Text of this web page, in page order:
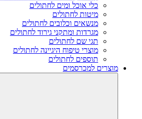
כלי אוכל ומים לחתולים
מיטות לחתולים
מנשאים וכלובים לחתולים
מגרדות ומתקני גירוד לחתולים
תגי שם לחתולים
מוצרי טיפוח היגיינה לחתולים
תוספים לחתולים
מוצרים למכרסמים